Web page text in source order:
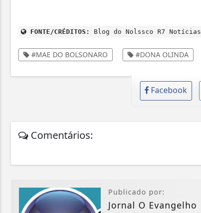
FONTE/CRÉDITOS: Blog do Nolssco R7 Notícias
#MAE DO BOLSONARO #DONA OLINDA
Facebook
Comentários:
Publicado por:
Jornal O Evangelho